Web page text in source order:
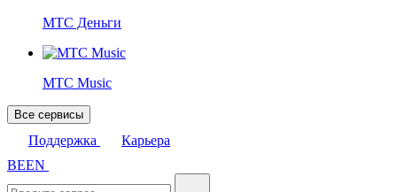
МТС Деньги
МТС Music
Все сервисы
Поддержка
Карьера
BEEN